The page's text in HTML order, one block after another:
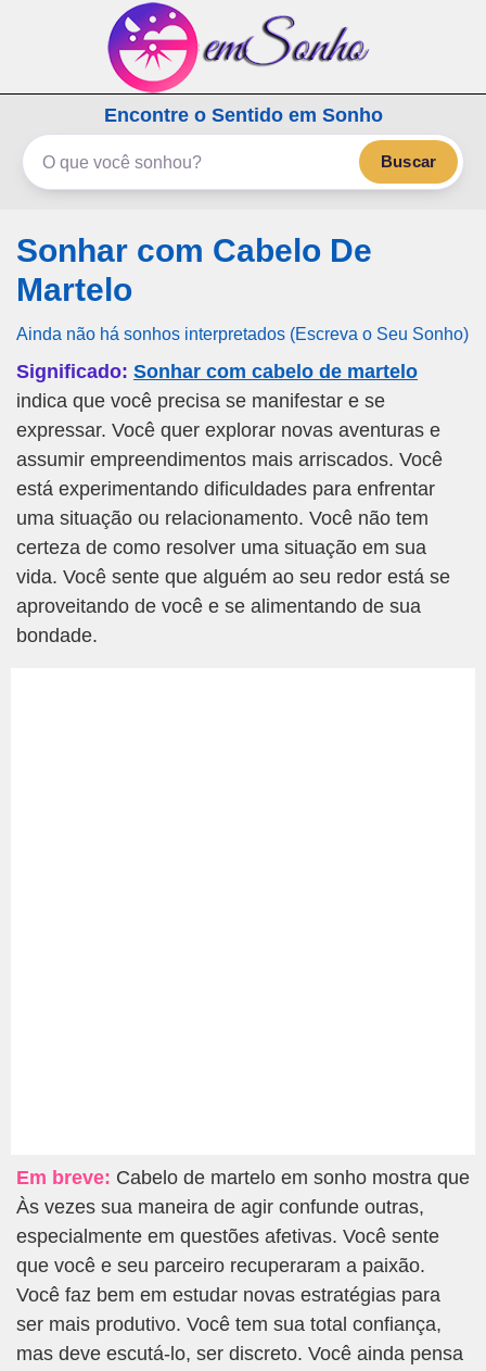
emSonho.com
Os sonhos significam mais
Encontre o Sentido em Sonho
Buscar
Sonhar com Cabelo De
Martelo
Ainda não há sonhos interpretados (Escreva o Seu Sonho)
Significado: Sonhar com cabelo de martelo
indica que você precisa se manifestar e se
expressar. Você quer explorar novas aventuras e
assumir empreendimentos mais arriscados. Você
está experimentando dificuldades para enfrentar
uma situação ou relacionamento. Você não tem
certeza de como resolver uma situação em sua
vida. Você sente que alguém ao seu redor está se
aproveitando de você e se alimentando de sua
bondade.
Em breve: Cabelo de martelo em sonho mostra que
Às vezes sua maneira de agir confunde outras,
especialmente em questões afetivas. Você sente
que você e seu parceiro recuperaram a paixão.
Você faz bem em estudar novas estratégias para
ser mais produtivo. Você tem sua total confiança,
mas deve escutá-lo, ser discreto. Você ainda pensa